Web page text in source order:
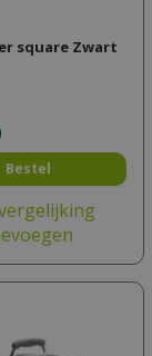
square Zwart
Bestel